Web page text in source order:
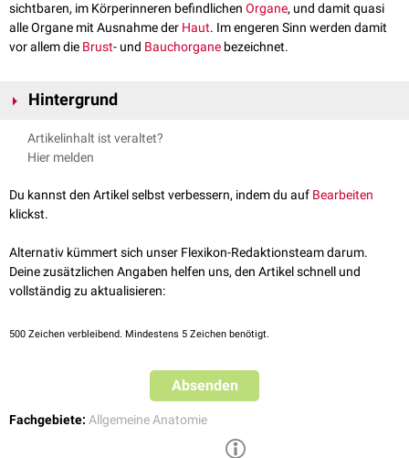
sichtbaren, im Körperinneren befindlichen Organe, und damit quasi
alle Organe mit Ausnahme der Haut. Im engeren Sinn werden damit
vor allem die Brust- und Bauchorgane bezeichnet.
Hintergrund
Zu den inneren Organen gehören z.B.:
dasHerz-Kreislauf-System
dieVerdauungsorgane
dasendokrine System
dasImmunsystem
dasUrogenitalsystem
Artikelinhalt ist veraltet?
Hier melden
Du kannst den Artikel selbst verbessern, indem du auf Bearbeiten
klickst.
Alternativ kümmert sich unser Flexikon-Redaktionsteam darum.
Deine zusätzlichen Angaben helfen uns, den Artikel schnell und
vollständig zu aktualisieren:
500 Zeichen verbleibend. Mindestens 5 Zeichen benötigt.
Absenden
Fachgebiete: Allgemeine Anatomie